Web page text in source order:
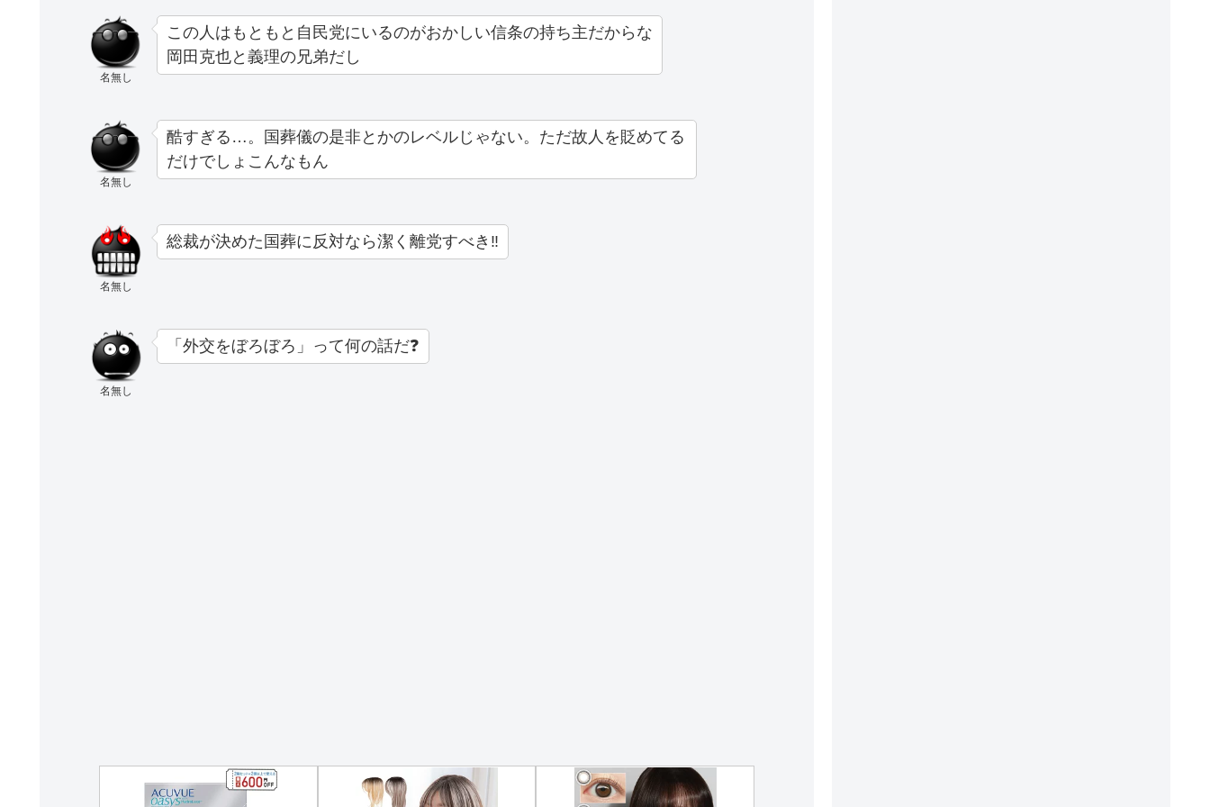
名無し
この人はもともと自民党にいるのがおかしい信条の持ち主だからな
岡田克也と義理の兄弟だし
名無し
酷すぎる…。国葬儀の是非とかのレベルじゃない。ただ故人を貶めてる
だけでしょこんなもん
名無し
総裁が決めた国葬に反対なら潔く離党すべき‼️
名無し
「外交をぼろぼろ」って何の話だ❓